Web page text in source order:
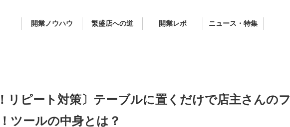
開業ノウハウ 繁盛店への道 開業レポ ニュース・特集
リピート対策〕テーブルに置くだけで店主さんのフ
ツールの中身とは？